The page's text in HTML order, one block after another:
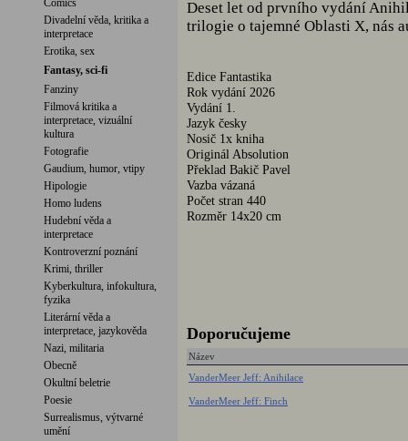
Comics
Divadelní věda, kritika a
interpretace
Erotika, sex
Fantasy, sci-fi
Fanziny
Filmová kritika a
interpretace, vizuální
kultura
Fotografie
Gaudium, humor, vtipy
Hipologie
Homo ludens
Hudební věda a
interpretace
Kontroverzní poznání
Krimi, thriller
Kyberkultura, infokultura,
fyzika
Literární věda a
interpretace, jazykověda
Nazi, militaria
Obecně
Okultní beletrie
Poesie
Surrealismus, výtvarné
umění
Deset let od prvního vydání
trilogie o tajemné Oblasti X, nás
Edice Fantastika
Rok vydání 2026
Vydání 1.
Jazyk česky
Nosič 1x kniha
Originál Absolution
Překlad Bakič Pavel
Vazba vázaná
Počet stran 440
Rozměr 14x20 cm
Doporučujeme
Název
VanderMeer Jeff: Anihilace
VanderMeer Jeff: Finch